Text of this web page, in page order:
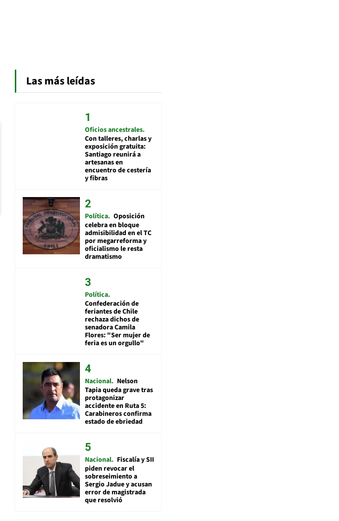
Las más leídas
Oficios ancestrales
Con talleres, charlas y
exposición gratuita:
Santiago reunirá a
artesanas en
encuentro de cestería
y fibras
Política Oposición
celebra en bloque
admisibilidad en el TC
por megarreforma y
oficialismo le resta
dramatismo
Política
Confederación de
feriantes de Chile
rechaza dichos de
senadora Camila
Flores: "Ser mujer de
feria es un orgullo"
Nacional Nelson
Tapia queda grave tras
protagonizar
accidente en Ruta 5:
Carabineros confirma
estado de ebriedad
Nacional Fiscalía y SII
piden revocar el
sobreseimiento a
Sergio Jadue y acusan
error de magistrada
que resolvió